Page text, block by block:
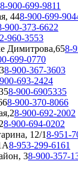
8-900-699-9811
448-900-699-
900-373-6622
960-3553
Димитрова,658-
699-0770
8-900-367-3603
693-2424
8-900-6905335
8-900-370-8066
8-900-692-2002
8-900-694-0202
12/18-951-
8-953-299-6161
38-900-357-